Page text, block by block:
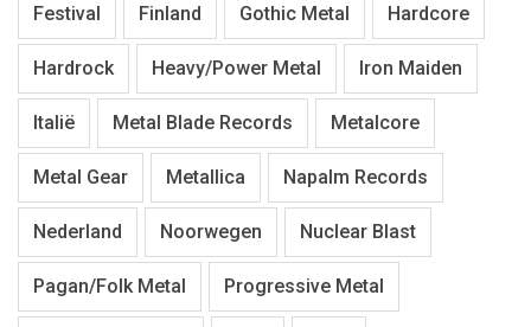
Festival Finland Gothic Metal Hardcore
Hardrock Heavy/Power Metal Iron Maiden
Italië Metal Blade Records Metalcore
Metal Gear Metallica Napalm Records
Nederland Noorwegen Nuclear Blast
Pagan/Folk Metal Progressive Metal